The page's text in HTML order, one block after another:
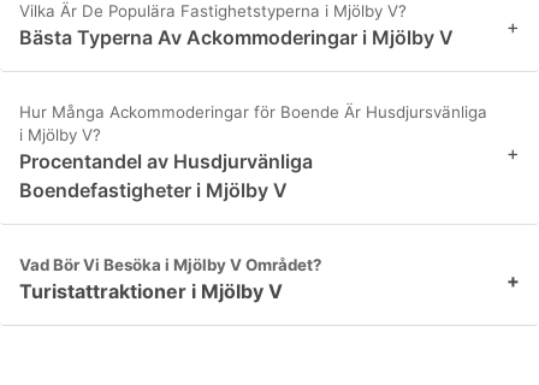
Vilka Är De Populära Fastighetstyperna i Mjölby V?
Bästa Typerna Av Ackommoderingar i Mjölby V +
Hur Många Ackommoderingar för Boende Är Husdjursvänliga
i Mjölby V?
Procentandel av Husdjurvänliga
Boendefastigheter i Mjölby V
+
Vad Bör Vi Besöka i Mjölby V Området?
Turistattraktioner i Mjölby V +